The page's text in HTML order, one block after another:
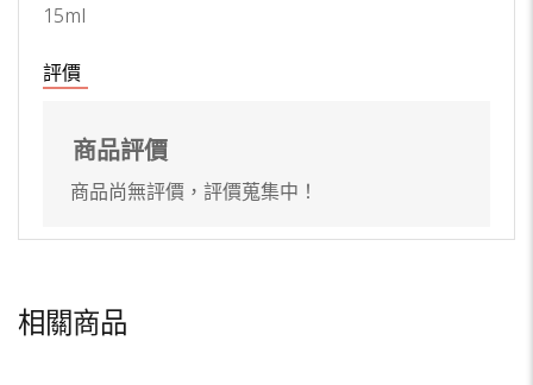
15ml
評價
商品評價
商品尚無評價，評價蒐集中！
相關商品